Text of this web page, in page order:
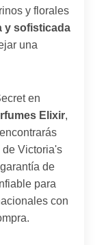
y florales
y sofisticada
una
en
Elixir,
de Victoria's
de
para
con